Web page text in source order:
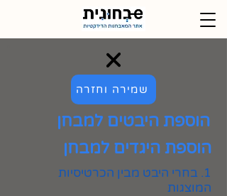
שמירה וחזרה
הוספת היבטים למבחן
הוספת היגדים למבחן
1. בחרי היבט מבין הכרטיסיות
המוצגות